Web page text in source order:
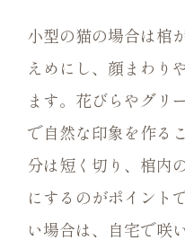
小型の猫の場合は棺
えめにし、顔まわり
ます。花びらやグリ
で自然な印象を作る
分は短く切り、棺内
にするのがポイントで
い場合は、自宅で咲